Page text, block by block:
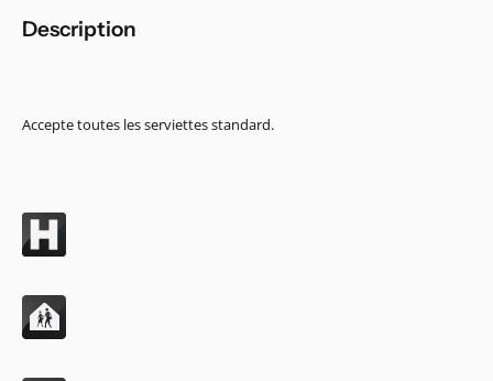
Description
Accepte toutes les serviettes standard.